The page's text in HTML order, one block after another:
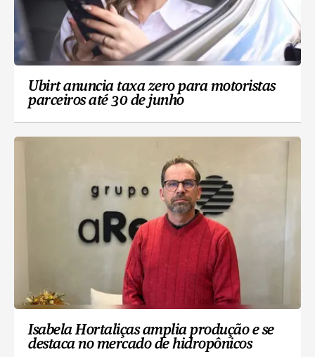
Ubirt anuncia taxa zero para motoristas
parceiros até 30 de junho
Isabela Hortaliças amplia produção e se
destaca no mercado de hidropônicos